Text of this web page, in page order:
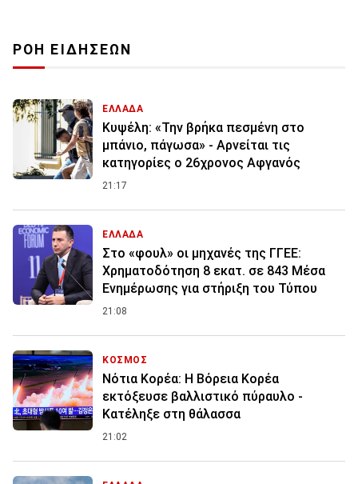
ΡΟΗ ΕΙΔΗΣΕΩΝ
ΕΛΛΑΔΑ
Κυψέλη: «Την βρήκα πεσμένη στο
μπάνιο, πάγωσα» - Αρνείται τις
κατηγορίες ο 26χρονος Αφγανός
21:17
ΕΛΛΑΔΑ
Στο «φουλ» οι μηχανές της ΓΓΕΕ:
Χρηματοδότηση 8 εκατ. σε 843 Μέσα
Ενημέρωσης για στήριξη του Τύπου
21:08
ΚΟΣΜΟΣ
Νότια Κορέα: Η Βόρεια Κορέα
εκτόξευσε βαλλιστικό πύραυλο -
Κατέληξε στη θάλασσα
21:02